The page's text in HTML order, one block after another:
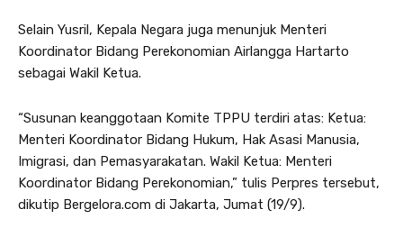
Selain Yusril, Kepala Negara juga menunjuk Menteri
Koordinator Bidang Perekonomian Airlangga Hartarto
sebagai Wakil Ketua.
“Susunan keanggotaan Komite TPPU terdiri atas: Ketua:
Menteri Koordinator Bidang Hukum, Hak Asasi Manusia,
Imigrasi, dan Pemasyarakatan. Wakil Ketua: Menteri
Koordinator Bidang Perekonomian,” tulis Perpres tersebut,
dikutip Bergelora.com di Jakarta, Jumat (19/9).